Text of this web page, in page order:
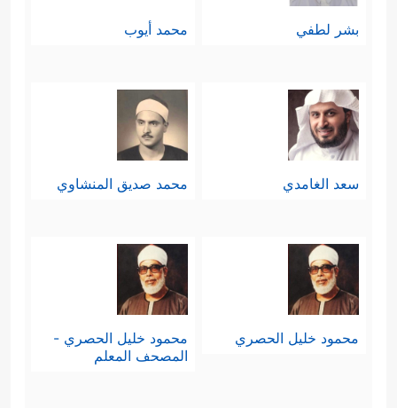
بشر لطفي محمد أيوب
سعد الغامدي محمد صديق المنشاوي
محمود خليل الحصري
محمود خليل الحصري -
المصحف المعلم